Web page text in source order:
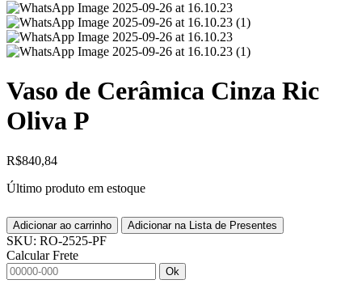
Vaso de Cerâmica Cinza Ric
Oliva P
R$840,84
Último produto em estoque
Adicionar ao carrinho Adicionar na Lista de Presentes
SKU: RO-2525-PF
Calcular Frete
Ok